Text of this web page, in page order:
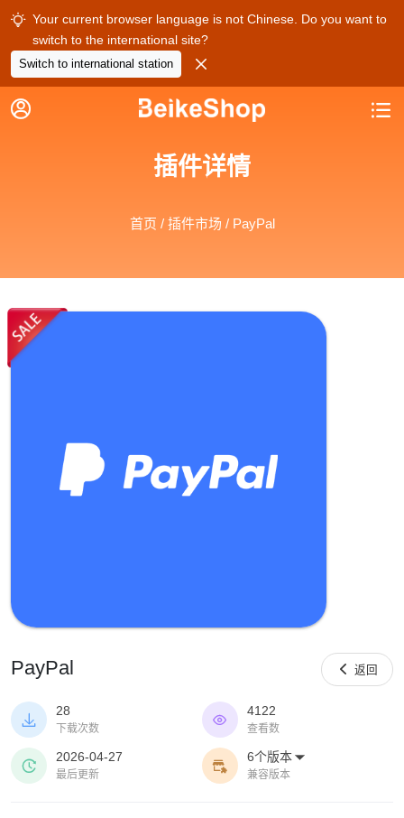
 Your current browser language is not Chinese. Do you want to
switch to the international site?
Switch to international station 
 
插件详情
首页 / 插件市场 / PayPal
PayPal  返回

28
下载次数

4122
查看数

2026-04-27
最后更新

6个版本 
兼容版本